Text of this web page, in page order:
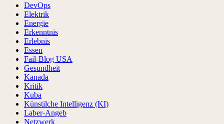
DevOps
Elektrik
Energie
Erkenntnis
Erlebnis
Essen
Fail-Blog USA
Gesundheit
Kanada
Kritik
Kuba
Künstilche Intelligenz (KI)
Laber-Angeb
Netzwerk